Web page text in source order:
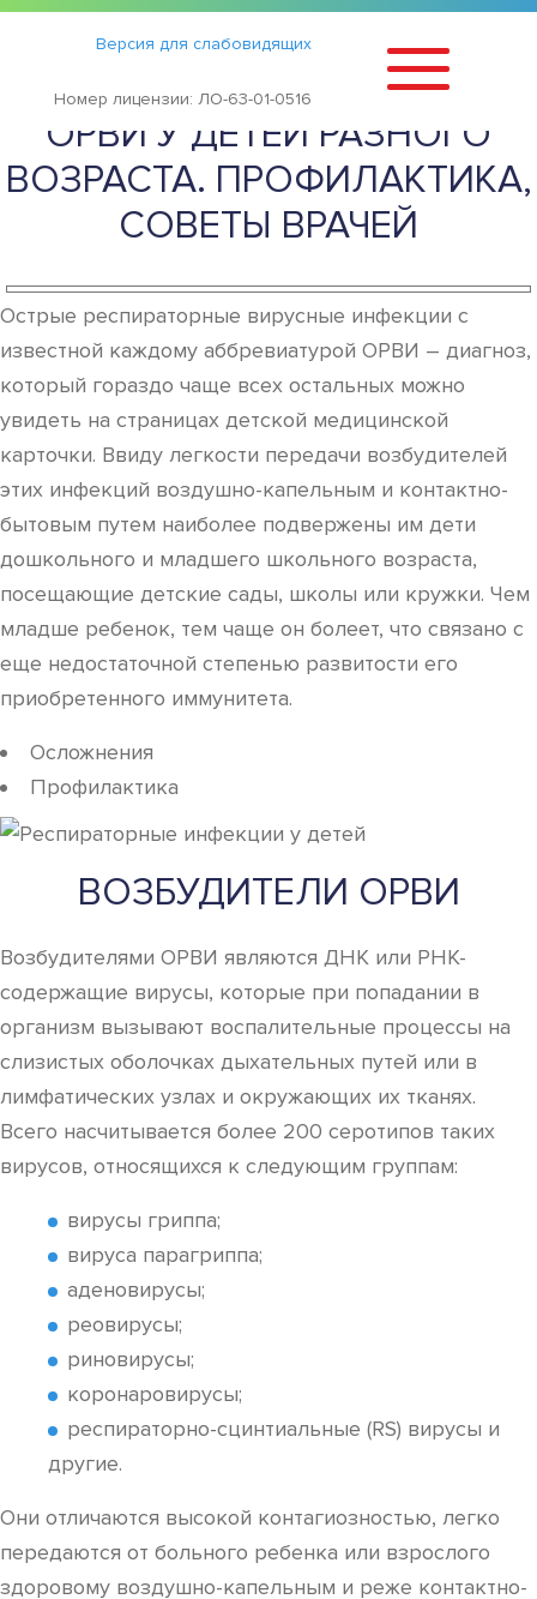
Версия для слабовидящих
Номер лицензии: ЛО-63-01-0516
Статьи ›
СИМПТОМЫ И ЛЕЧЕНИЕ
ОРВИ У ДЕТЕЙ РАЗНОГО
ВОЗРАСТА. ПРОФИЛАКТИКА,
СОВЕТЫ ВРАЧЕЙ
Острые респираторные вирусные инфекции с
известной каждому аббревиатурой ОРВИ – диагноз,
который гораздо чаще всех остальных можно
увидеть на страницах детской медицинской
карточки. Ввиду легкости передачи возбудителей
этих инфекций воздушно-капельным и контактно-
бытовым путем наиболее подвержены им дети
дошкольного и младшего школьного возраста,
посещающие детские сады, школы или кружки. Чем
младше ребенок, тем чаще он болеет, что связано с
еще недостаточной степенью развитости его
приобретенного иммунитета.
Осложнения
Профилактика
ВОЗБУДИТЕЛИ ОРВИ
Возбудителями ОРВИ являются ДНК или РНК-
содержащие вирусы, которые при попадании в
организм вызывают воспалительные процессы на
слизистых оболочках дыхательных путей или в
лимфатических узлах и окружающих их тканях.
Всего насчитывается более 200 серотипов таких
вирусов, относящихся к следующим группам:
вирусы гриппа;
вируса парагриппа;
аденовирусы;
реовирусы;
риновирусы;
коронаровирусы;
респираторно-сцинтиальные (RS) вирусы и
другие.
Они отличаются высокой контагиозностью, легко
передаются от больного ребенка или взрослого
здоровому воздушно-капельным и реже контактно-